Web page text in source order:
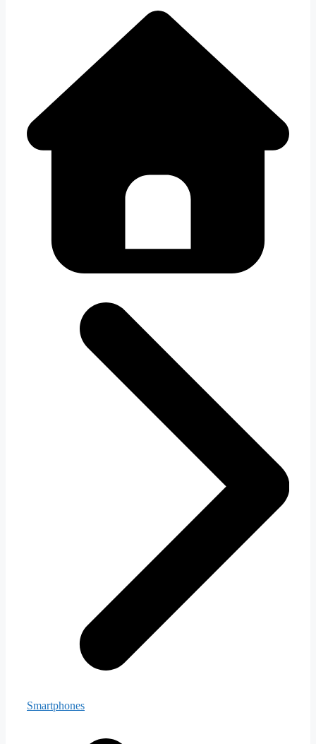
Smartphones